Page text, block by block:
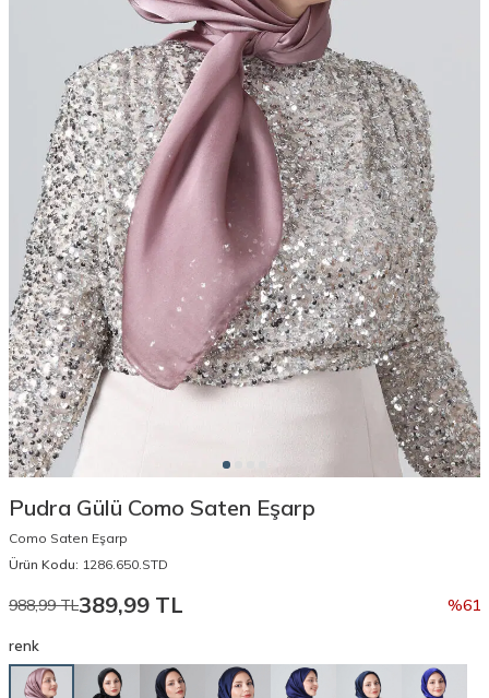
Pudra Gülü Como Saten Eşarp
Como Saten Eşarp
Ürün Kodu: 1286.650.STD
988,99TL389,99 TL %61
renk